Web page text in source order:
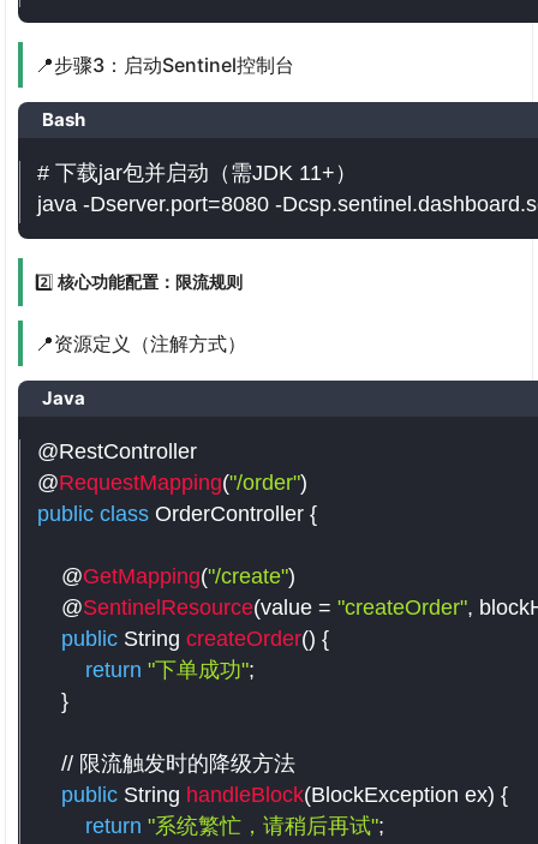
📍步骤3：启动Sentinel控制台
Bash
# 下载jar包并启动（需JDK 11+）
java -Dserver.port=8080 -
2️⃣核心功能配置：限流规则
📍资源定义（注解方式）
Java
@RestController
@RequestMapping("/order")
public class OrderController {
    @
GetMapping("/create")
    @
SentinelResource(value = "createOrder",
public String createOrder() {
return "下单成功";
}
// 限流触发时的降级方法
public String handleBlock(BlockException ex) {
return "系统繁忙，请稍后再试";